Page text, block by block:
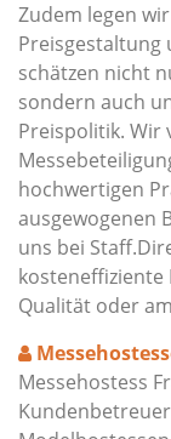
Zudem legen
Preisgestaltung
schätzen nicht
sondern auch
Preispolitik. Wir
hochwertigen
ausgewogenen
uns bei
kosteneffiziente
Qualität oder
Messehostess